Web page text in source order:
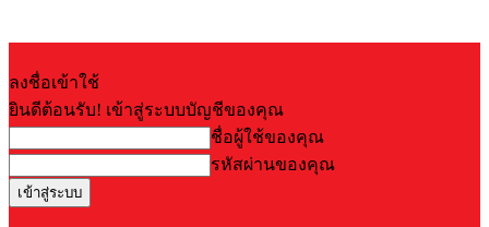
ลงชื่อเข้าใช้
ยินดีต้อนรับ! เข้าสู่ระบบบัญชีของคุณ
ชื่อผู้ใช้ของคุณ
รหัสผ่านของคุณ